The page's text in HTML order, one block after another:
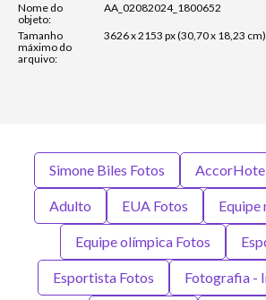
Nome do
objeto:
AA_02082024_1800652
Tamanho
máximo do
arquivo:
3626 x 2153 px (30,70 x 18,23
Simone Biles Fotos
Adulto EUA Fotos Equipe
Equipe olímpica Fotos
Esportista Fotos Fotografia -